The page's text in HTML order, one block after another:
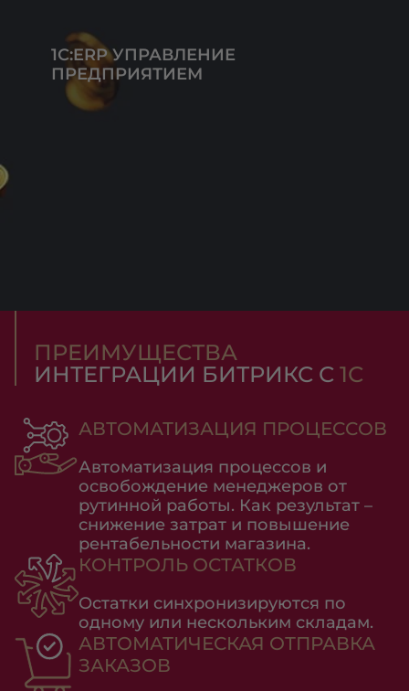
1С:ERP УПРАВЛЕНИЕ
ПРЕДПРИЯТИЕМ
ПРЕИМУЩЕСТВА
ИНТЕГРАЦИИ БИТРИКС С 1С
АВТОМАТИЗАЦИЯ ПРОЦЕССОВ
Автоматизация процессов и
освобождение менеджеров от
рутинной работы. Как результат –
снижение затрат и повышение
рентабельности магазина.
КОНТРОЛЬ ОСТАТКОВ
Остатки синхронизируются по
одному или нескольким складам.
АВТОМАТИЧЕСКАЯ ОТПРАВКА
ЗАКАЗОВ